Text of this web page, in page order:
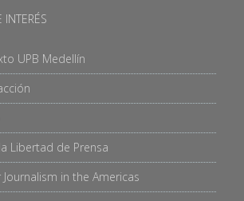
INTERÉS
UPB Medellín
Libertad de Prensa
in the Americas